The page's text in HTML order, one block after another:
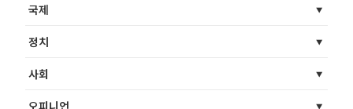
국제
정치
사회
오피니언